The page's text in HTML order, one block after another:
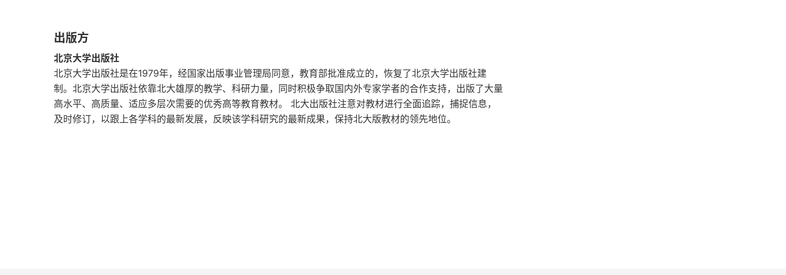
第八章 社会学概念与法律教义学落实：情感化仪式之一 ——家庭伦理、婚姻身份与法律
第九章 社会学概念与法律教义学落实：情感化仪式之二 ——祭奠纠纷的类案研究
附录：类案研究的意义与方法 ——一篇讲座稿[563]
出版方
北京大学出版社
北京大学出版社是在1979年，经国家出版事业管理局同意，教育部批准成立的，恢复了北京大学出版社建
制。北京大学出版社依靠北大雄厚的教学、科研力量，同时积极争取国内外专家学者的合作支持，出版了大量
高水平、高质量、适应多层次需要的优秀高等教育教材。 北大出版社注意对教材进行全面追踪，捕捉信息，
及时修订，以跟上各学科的最新发展，反映该学科研究的最新成果，保持北大版教材的领先地位。